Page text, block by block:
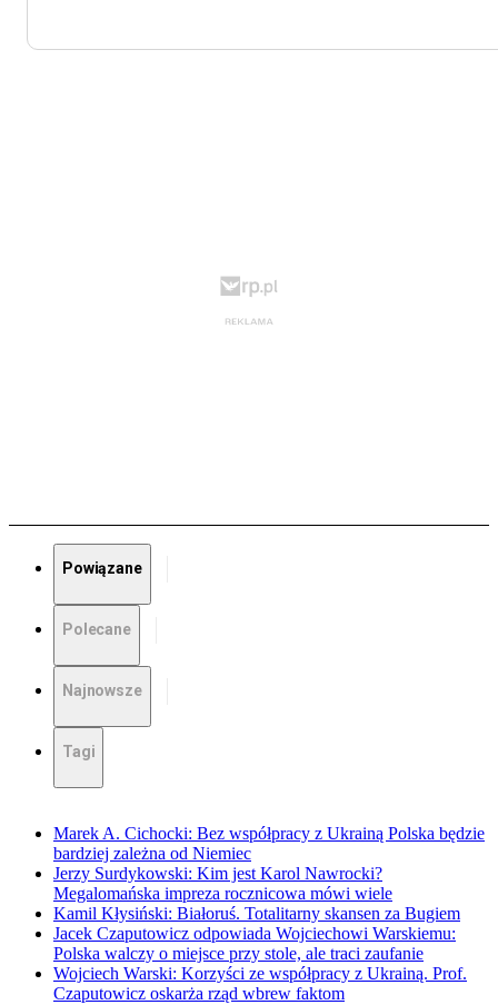
Powiązane
Polecane
Najnowsze
Tagi
Marek A. Cichocki: Bez współpracy z Ukrainą Polska będzie
bardziej zależna od Niemiec
Jerzy Surdykowski: Kim jest Karol Nawrocki?
Megalomańska impreza rocznicowa mówi wiele
Kamil Kłysiński: Białoruś. Totalitarny skansen za Bugiem
Jacek Czaputowicz odpowiada Wojciechowi Warskiemu:
Polska walczy o miejsce przy stole, ale traci zaufanie
Wojciech Warski: Korzyści ze współpracy z Ukrainą. Prof.
Czaputowicz oskarża rząd wbrew faktom